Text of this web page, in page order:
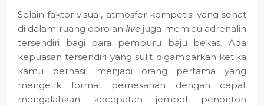
Selain faktor visual, atmosfer kompetisi yang sehat
di dalam ruang obrolanlive juga memicu adrenalin
tersendiri bagi para pemburu baju bekas. Ada
kepuasan tersendiri yang sulit digambarkan ketika
kamu berhasil menjadi orang pertama yang
mengetik format pemesanan dengan cepat
mengalahkan kecepatan jempol penonton